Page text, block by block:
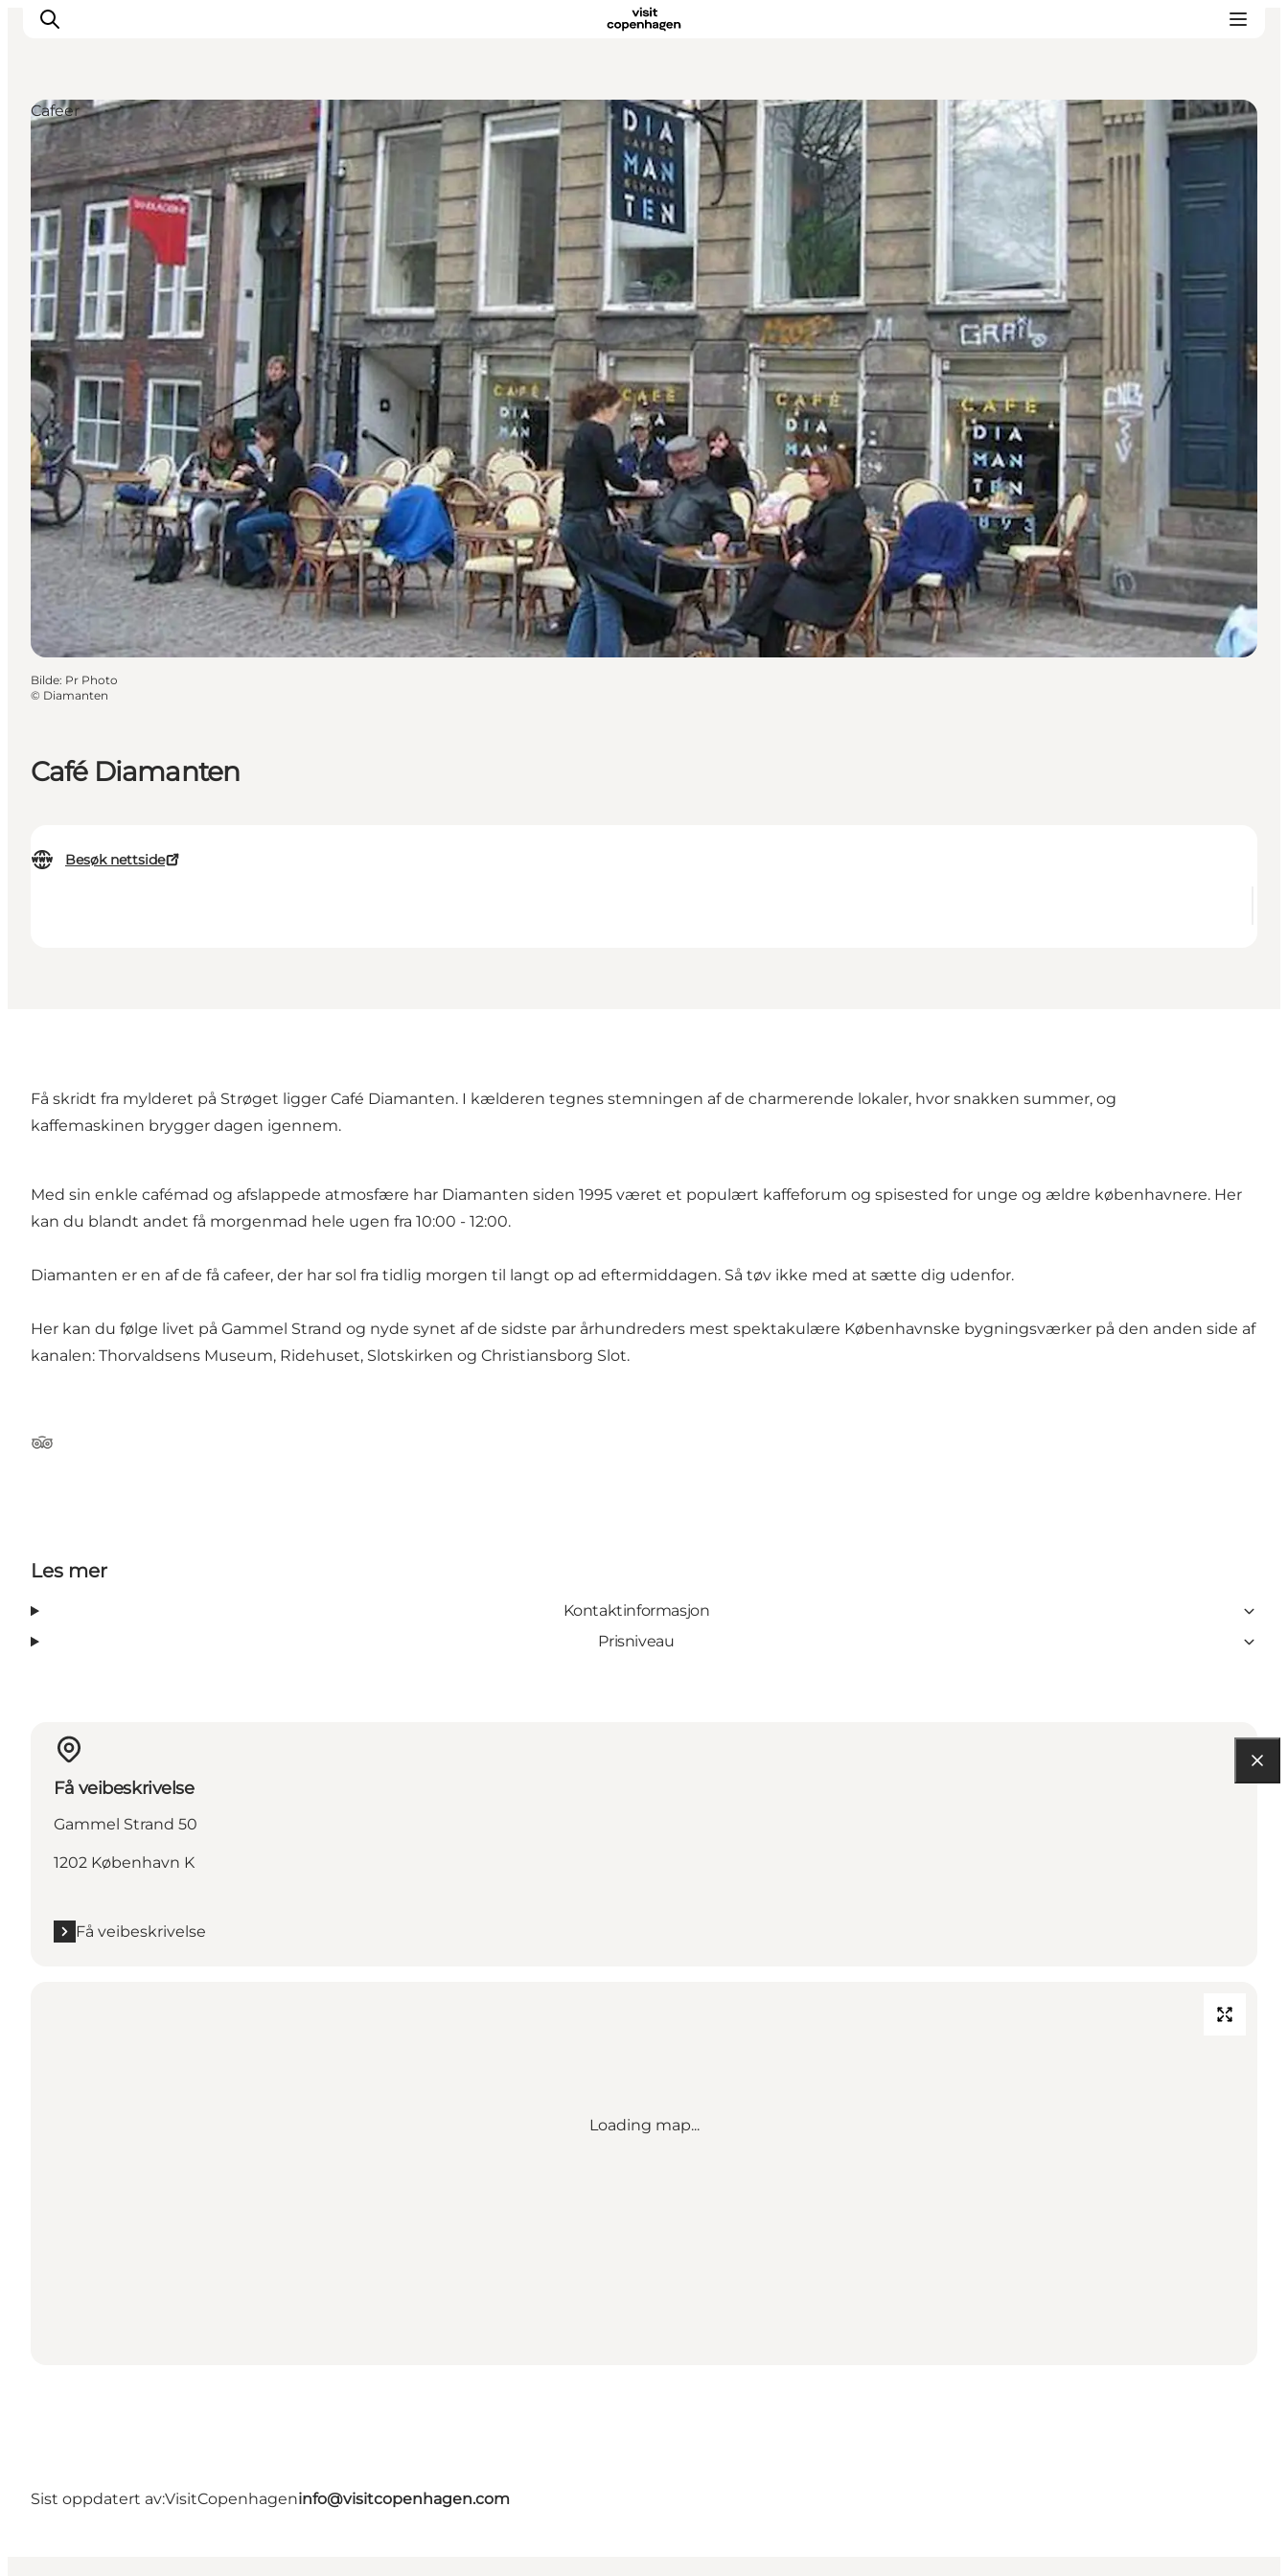
Aktiviteter
Spise og drikke
Planlegg turen din
Café Diamanten
Besøk nettside
Cafeer
Bilde: Pr Photo
© Diamanten
Få skridt fra mylderet på Strøget ligger Café Diamanten. I kælderen tegnes stemningen af de charmerende lokaler, hvor snakken summer, og
kaffemaskinen brygger dagen igennem.
Med sin enkle cafémad og afslappede atmosfære har Diamanten siden 1995 været et populært kaffeforum og spisested for unge og ældre københavnere. Her
kan du blandt andet få morgenmad hele ugen fra 10:00 - 12:00.
Diamanten er en af de få cafeer, der har sol fra tidlig morgen til langt op ad eftermiddagen. Så tøv ikke med at sætte dig udenfor.
Her kan du følge livet på Gammel Strand og nyde synet af de sidste par århundreders mest spektakulære Københavnske bygningsværker på den anden side af
kanalen: Thorvaldsens Museum, Ridehuset, Slotskirken og Christiansborg Slot.
Tripadvisor
Les mer
Kontaktinformasjon
Prisniveau
Få veibeskrivelse
Gammel Strand 50
1202 København K
Få veibeskrivelse
Loading map...
Sist oppdatert av:VisitCopenhageninfo@visitcopenhagen.com